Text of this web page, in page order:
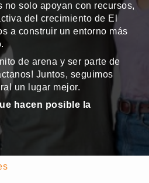
no solo apoyan con recursos,
del crecimiento de El
a construir un entorno más
de arena y ser parte de
Juntos, seguimos
un lugar mejor.
hacen posible la